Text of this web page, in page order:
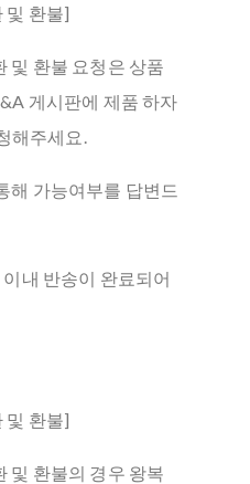
및 환불]
및 환불 요청은 상품
게시판에 제품 하자
해주세요.
해 가능여부를 답변드
내 반송이 완료되어
및 환불]
및 환불의 경우 왕복